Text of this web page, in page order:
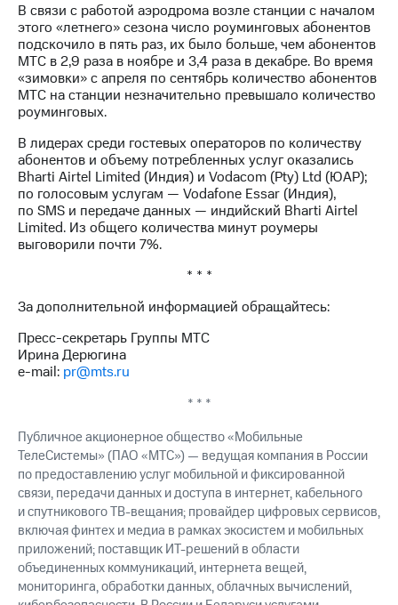
В связи с работой аэродрома возле станции с началом
этого «летнего» сезона число роуминговых абонентов
подскочило в пять раз, их было больше, чем абонентов
МТС в 2,9 раза в ноябре и 3,4 раза в декабре. Во время
«зимовки» с апреля по сентябрь количество абонентов
МТС на станции незначительно превышало количество
роуминговых.
В лидерах среди гостевых операторов по количеству
абонентов и объему потребленных услуг оказались
Bharti Airtel Limited (Индия) и Vodacom (Pty) Ltd (ЮАР);
по голосовым услугам — Vodafone Essar (Индия),
по SMS и передаче данных — индийский Bharti Airtel
Limited. Из общего количества минут роумеры
выговорили почти 7%.
* * *
За дополнительной информацией обращайтесь:
Пресс-секретарь Группы МТС
Ирина Дерюгина
e-mail: pr@mts.ru
* * *
Публичное акционерное общество «Мобильные
ТелеСистемы» (ПАО «МТС») — ведущая компания в России
по предоставлению услуг мобильной и фиксированной
связи, передачи данных и доступа в интернет, кабельного
и спутникового ТВ-вещания; провайдер цифровых сервисов,
включая финтех и медиа в рамках экосистем и мобильных
приложений; поставщик ИТ-решений в области
объединенных коммуникаций, интернета вещей,
мониторинга, обработки данных, облачных вычислений,